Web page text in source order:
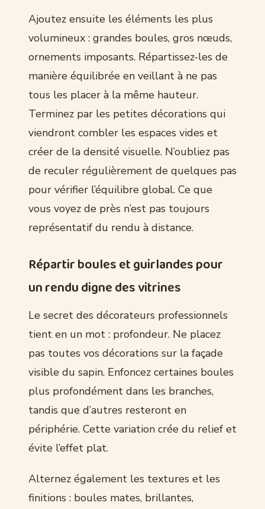
Ajoutez ensuite les éléments les plus
volumineux : grandes boules, gros nœuds,
ornements imposants. Répartissez-les de
manière équilibrée en veillant à ne pas
tous les placer à la même hauteur.
Terminez par les petites décorations qui
viendront combler les espaces vides et
créer de la densité visuelle. N’oubliez pas
de reculer régulièrement de quelques pas
pour vérifier l’équilibre global. Ce que
vous voyez de près n’est pas toujours
représentatif du rendu à distance.
Répartir boules et guirlandes pour
un rendu digne des vitrines
Le secret des décorateurs professionnels
tient en un mot : profondeur. Ne placez
pas toutes vos décorations sur la façade
visible du sapin. Enfoncez certaines boules
plus profondément dans les branches,
tandis que d’autres resteront en
périphérie. Cette variation crée du relief et
évite l’effet plat.
Alternez également les textures et les
finitions : boules mates, brillantes,